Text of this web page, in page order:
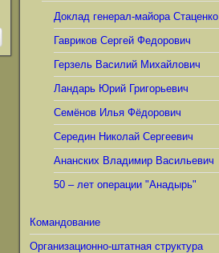
Доклад генерал-майора Стаценко
Гавриков Сергей Федорович
Герзель Василий Михайлович
Ландарь Юрий Григорьевич
Семёнов Илья Фёдорович
Середин Николай Сергеевич
Ананских Владимир Васильевич
50 – лет операции "Анадырь"
Командование
Организационно-штатная структура